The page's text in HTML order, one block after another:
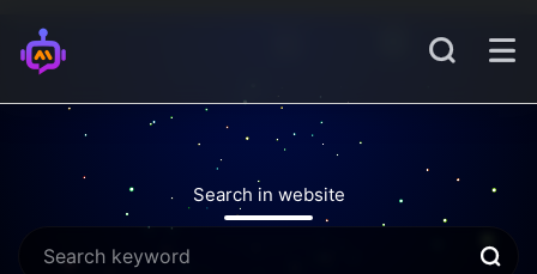
Search in website